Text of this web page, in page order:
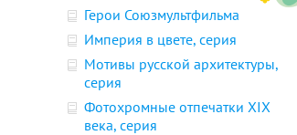
Герои Союзмультфильма
Империя в цвете, серия
Мотивы русской архитектуры,
серия
Фотохромные отпечатки XIX
века, серия